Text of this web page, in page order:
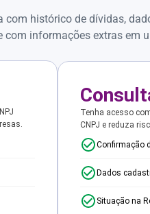
com histórico de dívidas,
com informações extras em
Tenha acesso
CNPJ e reduza
Confirmação
Dados
Situação na